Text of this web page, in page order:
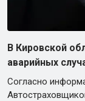
В Кировской
аварийных
Согласно